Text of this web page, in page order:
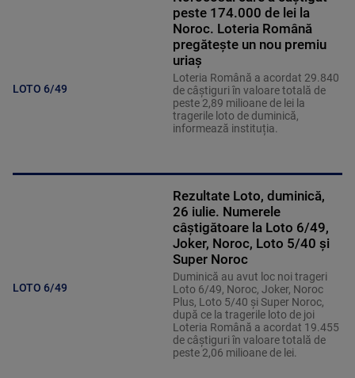
LOTO 6/49
peste 174.000 de lei la
Noroc. Loteria Română
pregătește un nou premiu
uriaș
Loteria Română a acordat 29.840
de câștiguri în valoare totală de
peste 2,89 milioane de lei la
tragerile loto de duminică,
informează instituția.
LOTO 6/49
Rezultate Loto, duminică,
26 iulie. Numerele
câștigătoare la Loto 6/49,
Joker, Noroc, Loto 5/40 și
Super Noroc
Duminică au avut loc noi trageri
Loto 6/49, Noroc, Joker, Noroc
Plus, Loto 5/40 şi Super Noroc,
după ce la tragerile loto de joi
Loteria Română a acordat 19.455
de câştiguri în valoare totală de
peste 2,06 milioane de lei.